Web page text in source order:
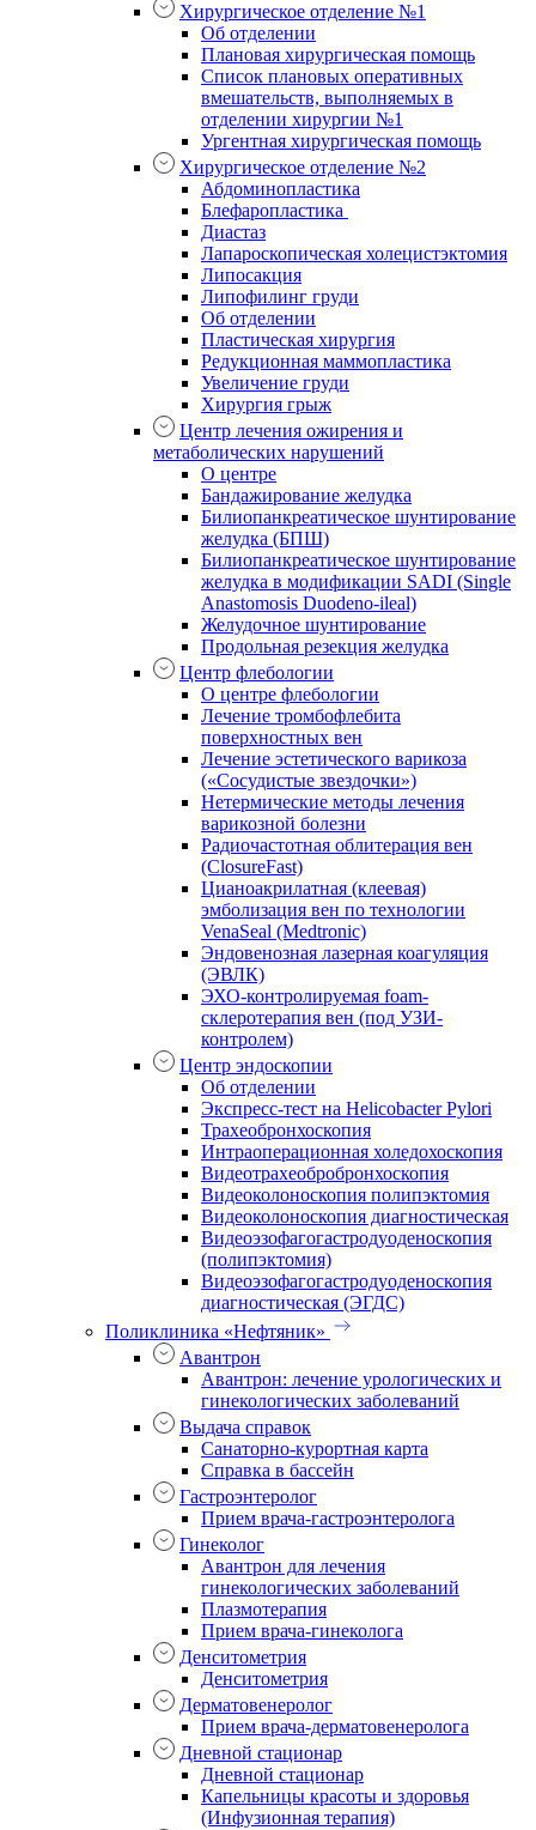
Хирургическое отделение №1
Об отделении
Плановая хирургическая помощь
Список плановых оперативных
вмешательств, выполняемых в
отделении хирургии №1
Ургентная хирургическая помощь
Хирургическое отделение №2
Абдоминопластика
Блефаропластика
Диастаз
Лапароскопическая холецистэктомия
Липосакция
Липофилинг груди
Об отделении
Пластическая хирургия
Редукционная маммопластика
Увеличение груди
Хирургия грыж
Центр лечения ожирения и
метаболических нарушений
О центре
Бандажирование желудка
Билиопанкреатическое шунтирование
желудка (БПШ)
Билиопанкреатическое шунтирование
желудка в модификации SADI (Single
Anastomosis Duodeno-ileal)
Желудочное шунтирование
Продольная резекция желудка
Центр флебологии
О центре флебологии
Лечение тромбофлебита
поверхностных вен
Лечение эстетического варикоза
(«Сосудистые звездочки»)
Нетермические методы лечения
варикозной болезни
Радиочастотная облитерация вен
(ClosureFast)
Цианоакрилатная (клеевая)
эмболизация вен по технологии
VenaSeal (Medtronic)
Эндовенозная лазерная коагуляция
(ЭВЛК)
ЭХО-контролируемая foam-
склеротерапия вен (под УЗИ-
контролем)
Центр эндоскопии
Об отделении
Экспресс-тест на Helicobacter Pylori
Трахеобронхоскопия
Интраоперационная холедохоскопия
Видеотрахеобробронхоскопия
Видеоколоноскопия полипэктомия
Видеоколоноскопия диагностическая
Видеоэзофагогастродуоденоскопия
(полипэктомия)
Видеоэзофагогастродуоденоскопия
диагностическая (ЭГДС)
Поликлиника «Нефтяник»
Авантрон
Авантрон: лечение урологических и
гинекологических заболеваний
Выдача справок
Санаторно-курортная карта
Справка в бассейн
Гастроэнтеролог
Прием врача-гастроэнтеролога
Гинеколог
Авантрон для лечения
гинекологических заболеваний
Плазмотерапия
Прием врача-гинеколога
Денситометрия
Денситометрия
Дерматовенеролог
Прием врача-дерматовенеролога
Дневной стационар
Дневной стационар
Капельницы красоты и здоровья
(Инфузионная терапия)